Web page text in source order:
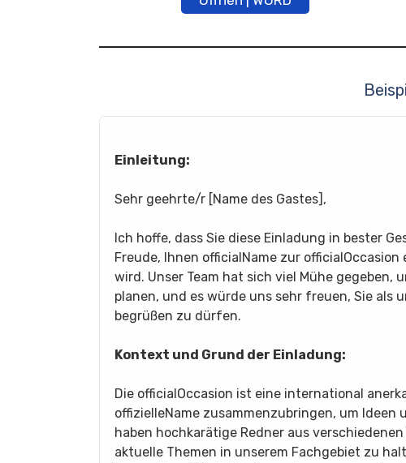
Einleitung:
Sehr geehrte/r [Name des Gastes],
Ich hoffe, dass Sie diese Einladung in bester
Freude, Ihnen officialName zur
wird. Unser Team hat sich viel Mühe gegeben,
planen, und es würde uns sehr freuen, Sie als
begrüßen zu dürfen.
Kontext und Grund der Einladung:
Die officialOccasion ist eine international
offizielleName zusammenzubringen, um
haben hochkarätige Redner aus
aktuelle Themen in unserem Fachgebiet zu